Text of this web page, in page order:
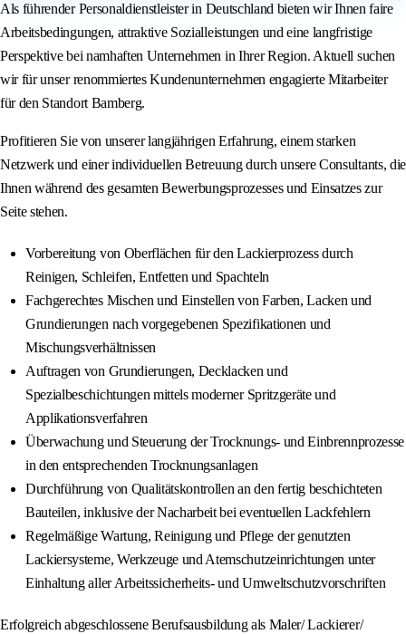
Als führender Personaldienstleister in Deutschland bieten wir Ihnen faire
Arbeitsbedingungen, attraktive Sozialleistungen und eine langfristige
Perspektive bei namhaften Unternehmen in Ihrer Region. Aktuell suchen
wir für unser renommiertes Kundenunternehmen engagierte Mitarbeiter
für den Standort Bamberg.
Profitieren Sie von unserer langjährigen Erfahrung, einem starken
Netzwerk und einer individuellen Betreuung durch unsere Consultants, die
Ihnen während des gesamten Bewerbungsprozesses und Einsatzes zur
Seite stehen.
Vorbereitung von Oberflächen für den Lackierprozess durch
Reinigen, Schleifen, Entfetten und Spachteln
Fachgerechtes Mischen und Einstellen von Farben, Lacken und
Grundierungen nach vorgegebenen Spezifikationen und
Mischungsverhältnissen
Auftragen von Grundierungen, Decklacken und
Spezialbeschichtungen mittels moderner Spritzgeräte und
Applikationsverfahren
Überwachung und Steuerung der Trocknungs- und Einbrennprozesse
in den entsprechenden Trocknungsanlagen
Durchführung von Qualitätskontrollen an den fertig beschichteten
Bauteilen, inklusive der Nacharbeit bei eventuellen Lackfehlern
Regelmäßige Wartung, Reinigung und Pflege der genutzten
Lackiersysteme, Werkzeuge und Atemschutzeinrichtungen unter
Einhaltung aller Arbeitssicherheits- und Umweltschutzvorschriften
Erfolgreich abgeschlossene Berufsausbildung als Maler/ Lackierer/